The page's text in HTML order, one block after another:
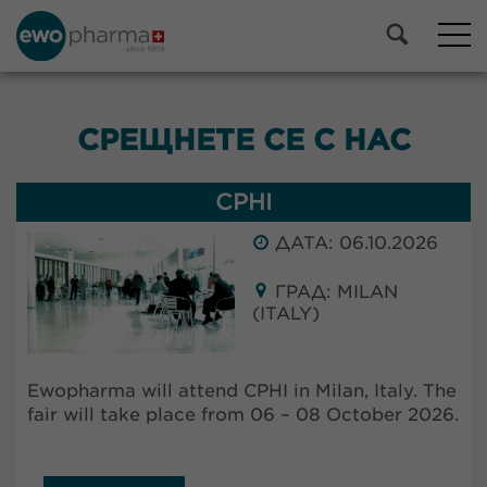
СРЕЩНЕТЕ СЕ С НАС
CPHI
ДАТА: 06.10.2026
ГРАД: MILAN
(ITALY)
Ewopharma will attend CPHI in Milan, Italy. The
fair will take place from 06 – 08 October 2026.